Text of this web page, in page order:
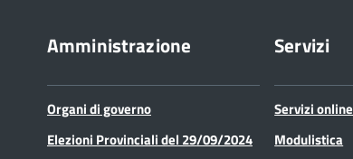
Amministrazione
Organi di governo
Elezioni Provinciali del 29/09/2024
Servizi
Servizi online
Modulistica